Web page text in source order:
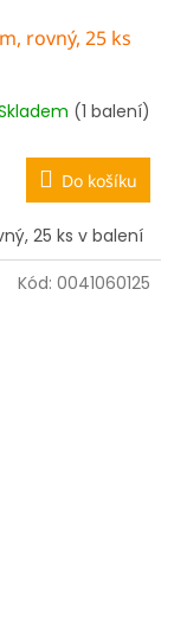
rovný, 25 ks
(1 balení)
Do košíku
25 ks v balení
Kód: 0041060125